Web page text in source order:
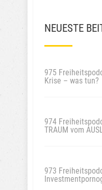
NEUESTE
975
Krise – was tun?
974
TRAUM vom
973